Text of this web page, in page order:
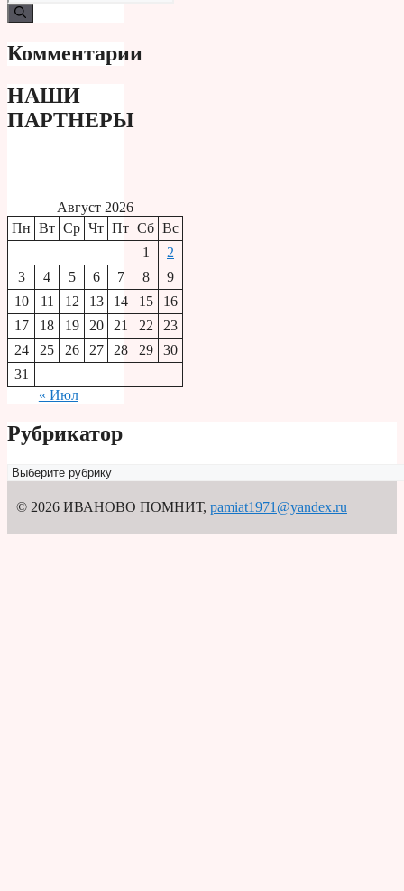
Комментарии
НАШИ
ПАРТНЕРЫ
Август 2026
Пн Вт Ср Чт Пт Сб Вс
1
2
3
4 5 6 7 8
9
10
11 12 13 14 15
16
17
18 19 20 21 22
23
24
25 26 27 28 29
30
31
« Июл
Рубрикатор
Рубрикатор
© 2026 ИВАНОВО ПОМНИТ, pamiat1971@yandex.ru